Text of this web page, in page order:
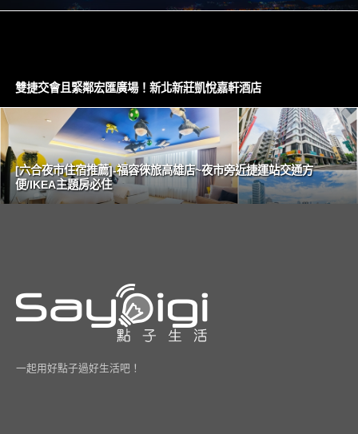
雙捷交會且緊鄰宏匯廣場！新北新莊凱悅嘉軒酒店
[六合夜市住宿推薦]-福容徠旅高雄店~夜市旁近捷運站交通方
便/IKEA主題房必住
一起用好點子過好生活吧！